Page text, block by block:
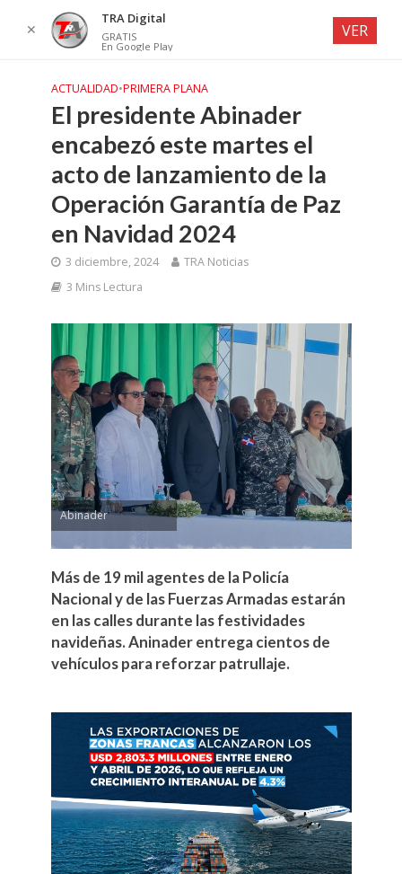
ACTUALIDAD•PRIMERA PLANA
El presidente Abinader
encabezó este martes el
acto de lanzamiento de la
Operación Garantía de Paz
en Navidad 2024
3 diciembre, 2024
TRA Noticias
3 Mins Lectura
Abinader
Más de 19 mil agentes de la Policía
Nacional y de las Fuerzas Armadas estarán
en las calles durante las festividades
navideñas. Aninader entrega cientos de
vehículos para reforzar patrullaje.
✕
TRA Digital
GRATIS
En Google Play
VER